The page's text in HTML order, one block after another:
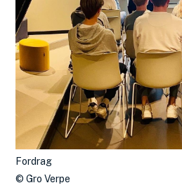
Fordrag
Gro Verpe